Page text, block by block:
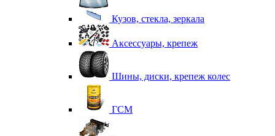
Кузов, стекла, зеркала
Аксессуары, крепеж
Шины, диски, крепеж колес
ГСМ